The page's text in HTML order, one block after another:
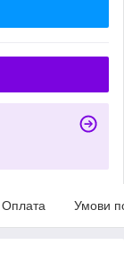
Оплата Умови